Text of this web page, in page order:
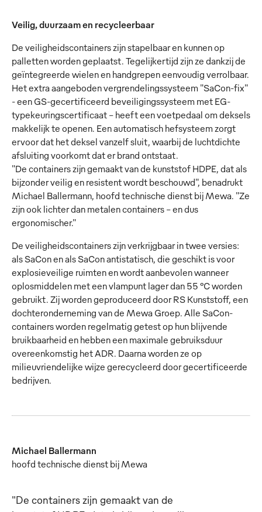
Veilig, duurzaam en recycleerbaar
De veiligheidscontainers zijn stapelbaar en kunnen op
palletten worden geplaatst. Tegelijkertijd zijn ze dankzij de
geïntegreerde wielen en handgrepen eenvoudig verrolbaar.
Het extra aangeboden vergrendelingssysteem "SaCon-fix"
- een GS-gecertificeerd beveiligingssysteem met EG-
typekeuringscertificaat - heeft een voetpedaal om deksels
makkelijk te openen. Een automatisch hefsysteem zorgt
ervoor dat het deksel vanzelf sluit, waarbij de luchtdichte
afsluiting voorkomt dat er brand ontstaat.
"De containers zijn gemaakt van de kunststof HDPE, dat als
bijzonder veilig en resistent wordt beschouwd", benadrukt
Michael Ballermann, hoofd technische dienst bij Mewa. "Ze
zijn ook lichter dan metalen containers - en dus
ergonomischer."
De veiligheidscontainers zijn verkrijgbaar in twee versies:
als SaCon en als SaCon antistatisch, die geschikt is voor
explosieveilige ruimten en wordt aanbevolen wanneer
oplosmiddelen met een vlampunt lager dan 55 °C worden
gebruikt. Zij worden geproduceerd door RS Kunststoff, een
dochteronderneming van de Mewa Groep. Alle SaCon-
containers worden regelmatig getest op hun blijvende
bruikbaarheid en hebben een maximale gebruiksduur
overeenkomstig het ADR. Daarna worden ze op
milieuvriendelijke wijze gerecycleerd door gecertificeerde
bedrijven.
Michael Ballermann
hoofd technische dienst bij Mewa
"De containers zijn gemaakt van de